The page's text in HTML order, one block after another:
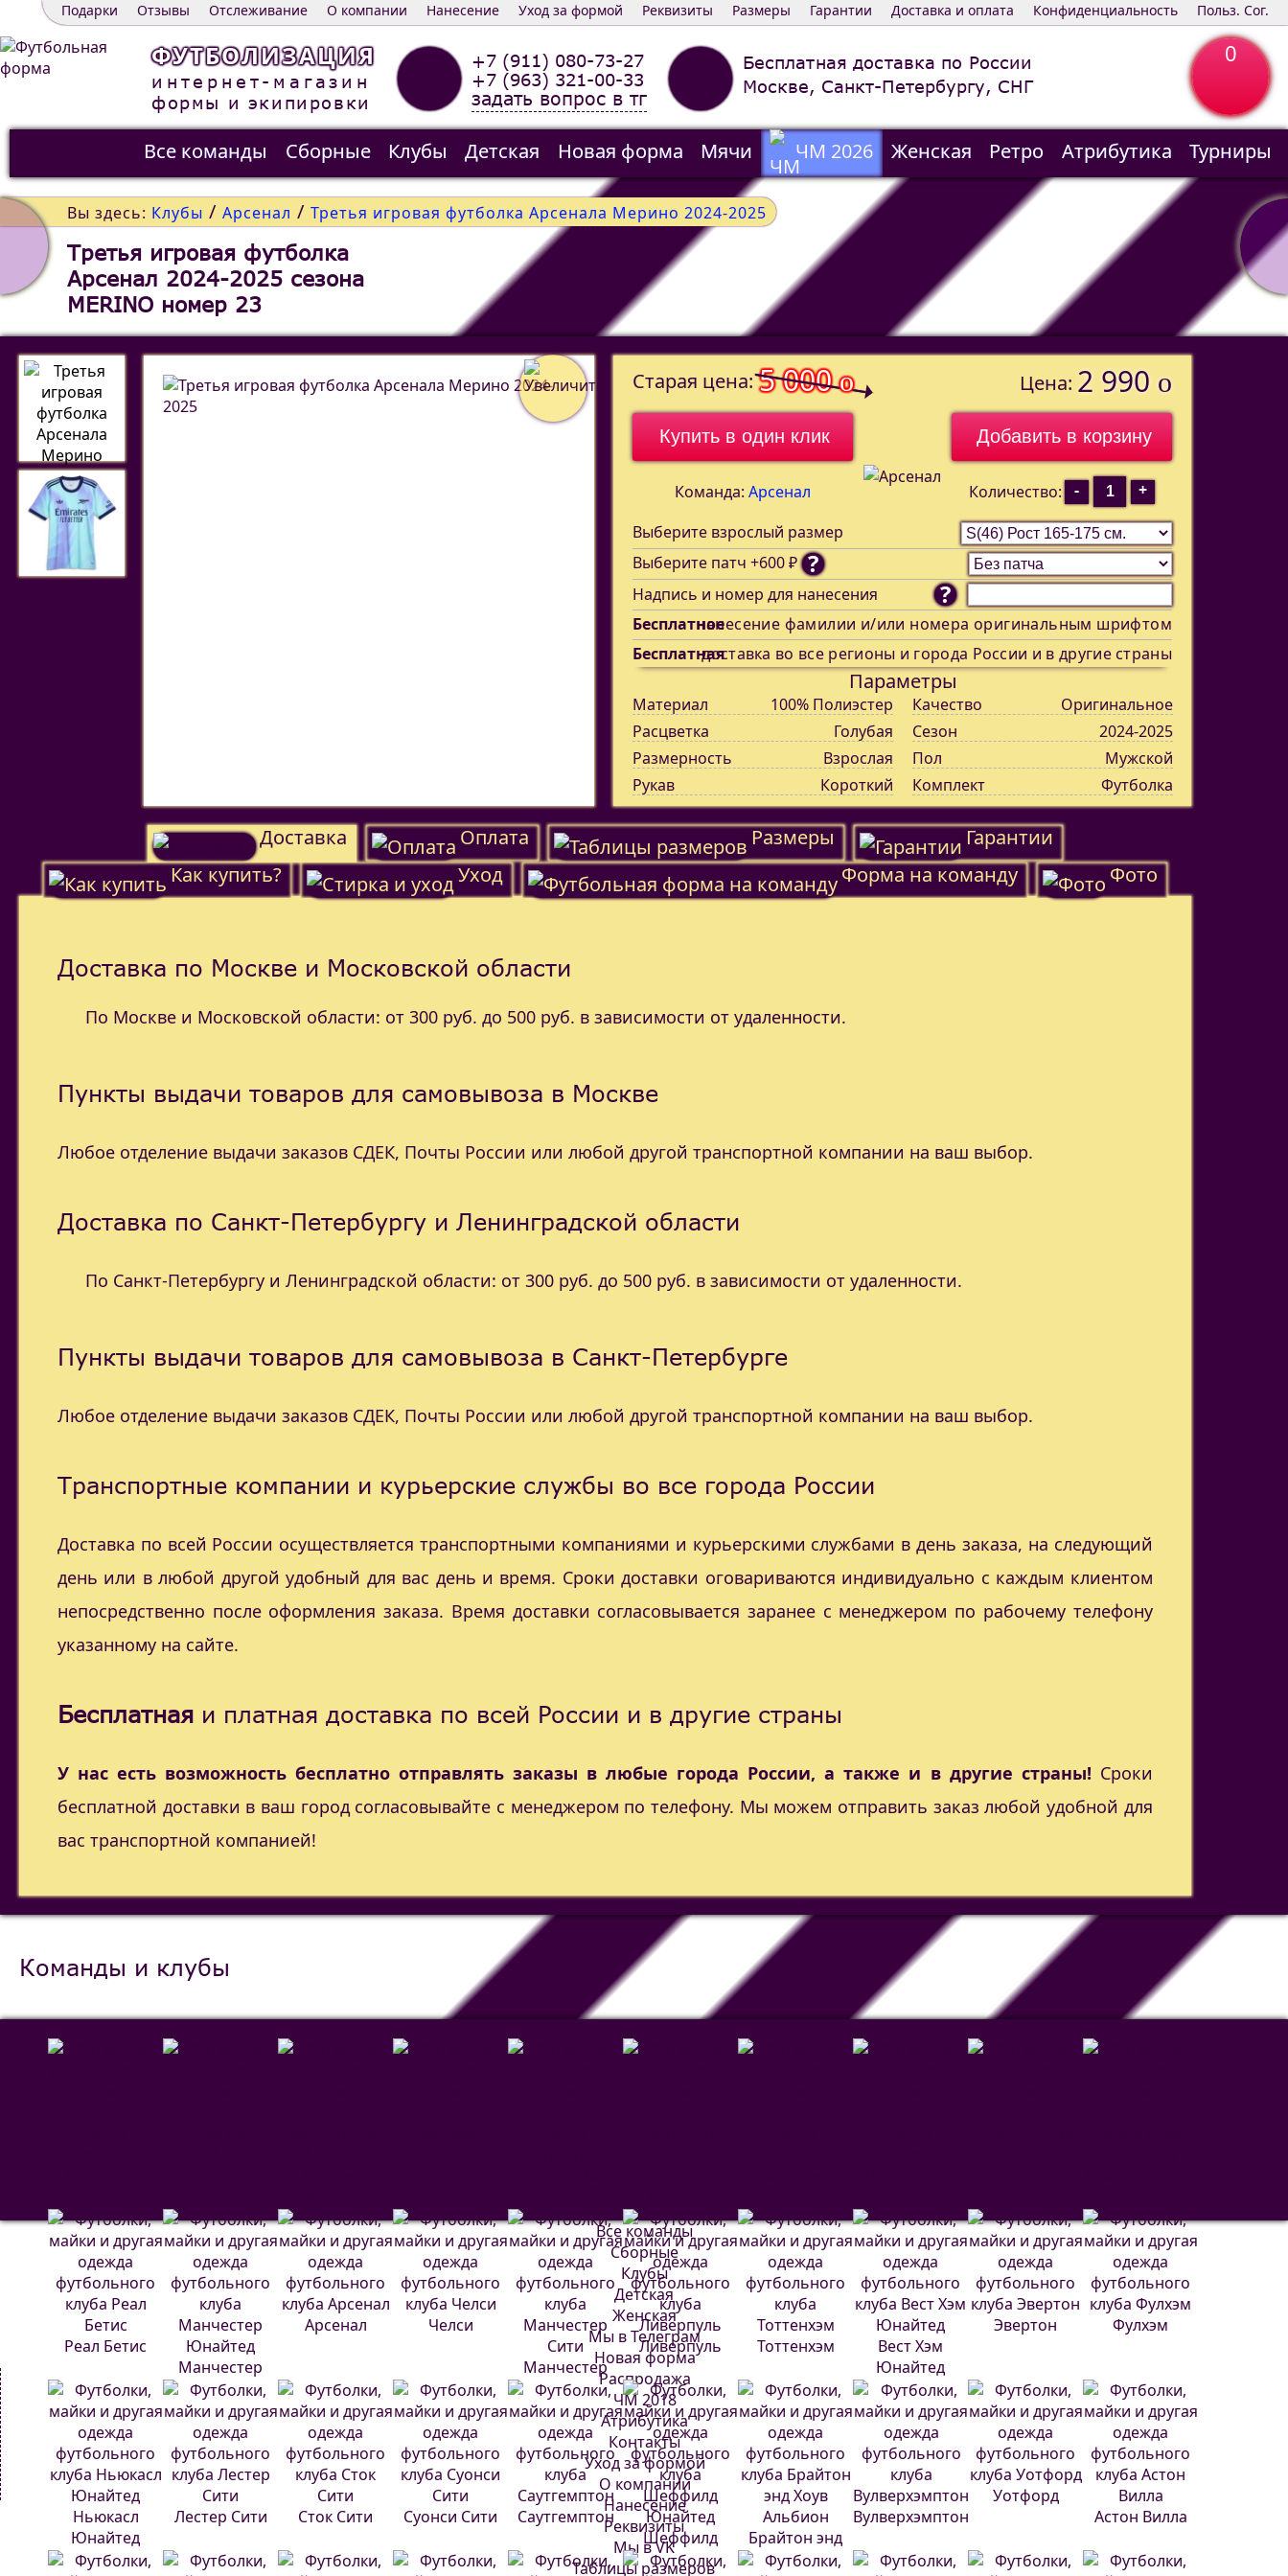
Польз. Сог.
Конфиденциальность
Доставка и оплата
Гарантии
Размеры
Реквизиты
Уход за формой
Нанесение
О компании
Отслеживание
Отзывы
Подарки
ФУТБОЛИЗАЦИЯ
интернет-магазин
формы и экипировки
+7 (911) 080-73-27
+7 (963) 321-00-33
задать вопрос в тг
Бесплатная доставка по России
Москве, Санкт-Петербургу, СНГ
Все команды Сборные Клубы Детская Новая форма Мячи ЧМ 2026 Женская Ретро Атрибутика
Турниры
Распродажа
Контакты
Вы здесь: Клубы / Арсенал / Третья игровая футболка Арсенала Мерино 2024-2025
Третья игровая футболка
Арсенал 2024-2025 сезона
MERINO номер 23
Старая цена: 5 000o Цена: 2 990 o
Купить в один клик
Команда: Арсенал Количество: -
+
Выберите взрослый размер
?
Выберите патч +600 ₽
Надпись и номер для нанесения
?
Бесплатноенанесение фамилии и/или номера оригинальным шрифтом
Бесплатнаядоставка во все регионы и города России и в другие страны
Параметры
Материал 100% Полиэстер Качество
Оригинальное
Расцветка
Голубая Сезон
2024-2025
Размерность
Взрослая Пол
Мужской
Рукав
Короткий Комплект Футболка
Доставка Оплата Размеры
Гарантии
Как купить?
Уход Форма на команду Фото
Доставка по Москве и Московской области
По Москве и Московской области: от 300 руб. до 500 руб. в зависимости от удаленности.
Пункты выдачи товаров для самовывоза в Москве
Любое отделение выдачи заказов СДЕК, Почты России или любой другой транспортной компании на ваш выбор.
Доставка по Санкт-Петербургу и Ленинградской области
По Санкт-Петербургу и Ленинградской области: от 300 руб. до 500 руб. в зависимости от удаленности.
Пункты выдачи товаров для самовывоза в Санкт-Петербурге
Любое отделение выдачи заказов СДЕК, Почты России или любой другой транспортной компании на ваш выбор.
Транспортные компании и курьерские службы во все города России
Доставка по всей России осуществляется транспортными компаниями и курьерскими службами в день заказа, на следующий
день или в любой другой удобный для вас день и время. Сроки доставки оговариваются индивидуально с каждым клиентом
непосредственно после оформления заказа. Время доставки согласовывается заранее с менеджером по рабочему телефону
указанному на сайте.
Бесплатная и платная доставка по всей России и в другие страны
У нас есть возможность бесплатно отправлять заказы в любые города России, а также и в другие страны! Сроки
бесплатной доставки в ваш город согласовывайте с менеджером по телефону. Мы можем отправить заказ любой удобной для
вас транспортной компанией!
0
Команды и клубы
Реал Бетис
Манчестер
Юнайтед
Арсенал
Челси
Манчестер
Сити
Ливерпуль Тоттенхэм
Вест Хэм
Юнайтед
Эвертон Фулхэм
Ньюкасл
Юнайтед
Лестер Сити Сток Сити Суонси Сити
Саутгемптон
Шеффилд
Юнайтед
Брайтон энд
Хоув Альбион
Вулверхэмптон
Уотфорд
Астон Вилла
Все команды
Сборные
Клубы
Детская
Женская
Мы в Телеграм
Новая форма
Распродажа
ЧМ 2018
Атрибутика
Контакты
Уход за формой
О компании
Нанесение
Реквизиты
Мы в VK
Таблицы размеров